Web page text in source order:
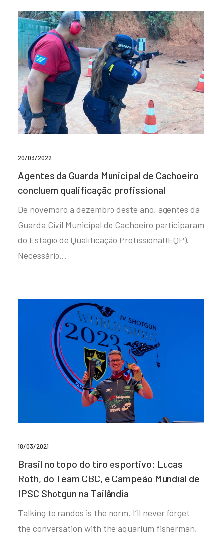
20/03/2022
Agentes da Guarda Municipal de Cachoeiro
concluem qualificação profissional
De novembro a dezembro deste ano, agentes da
Guarda Civil Municipal de Cachoeiro participaram
do Estágio de Qualificação Profissional (EQP).
Necessário…
18/03/2021
Brasil no topo do tiro esportivo: Lucas
Roth, do Team CBC, é Campeão Mundial de
IPSC Shotgun na Tailândia
Talking to randos is the norm. I’ll never forget
the conversation with the aquarium fisherman,